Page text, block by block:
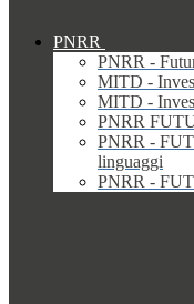
PNRR
PNRR -
MITD -
MITD -
PNRR
PNRR -
linguaggi
PNRR -